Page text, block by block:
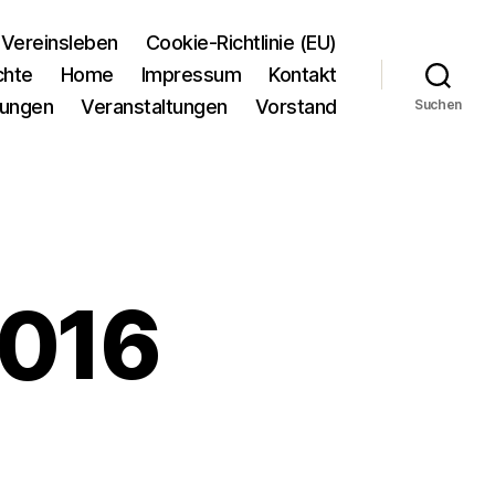
Cookie-Richtlinie (EU)
Home Impressum
Kontakt
Veranstaltungen Vorstand Suchen